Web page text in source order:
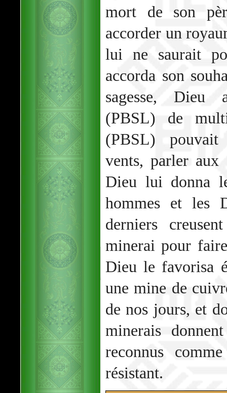
mort de son
accorder un
lui ne saurait
accorda son
sagesse, Dieu
(PBSL) de
(PBSL)
vents, parler aux
Dieu lui donna
hommes et les
derniers
minerai pour
Dieu le favorisa
une mine de
de nos jours, et
minerais
reconnus
résistant.